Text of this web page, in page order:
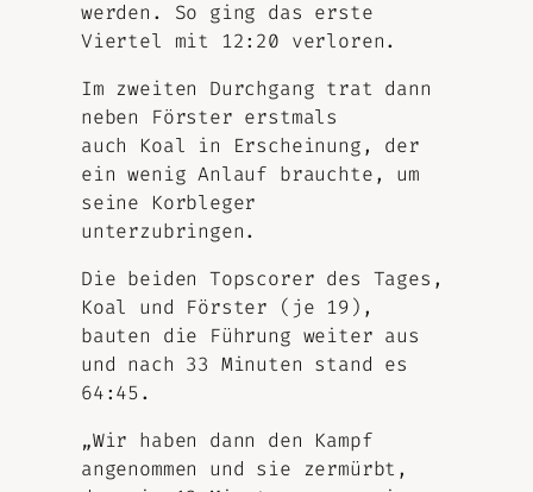
werden. So ging das erste
Viertel mit 12:20 verloren.
Im zweiten Durchgang trat dann
neben Förster erstmals
auch Koal in Erscheinung, der
ein wenig Anlauf brauchte, um
seine Korbleger
unterzubringen.
Die beiden Topscorer des Tages,
Koal und Förster (je 19),
bauten die Führung weiter aus
und nach 33 Minuten stand es
64:45.
„Wir haben dann den Kampf
angenommen und sie zermürbt,